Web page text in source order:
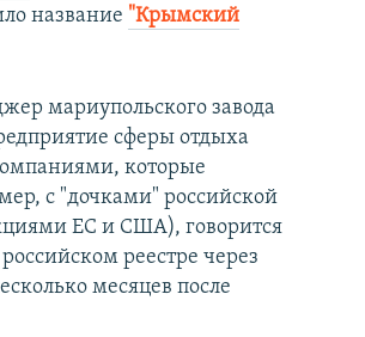
название "Крымский
мариупольского завода
сферы отдыха
которые
с "дочками" российской
ЕС и США), говорится
реестре через
месяцев после